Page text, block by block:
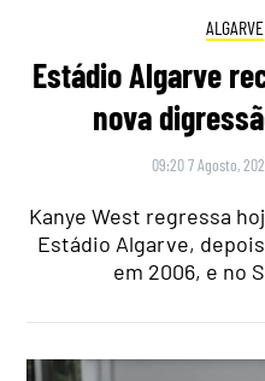
ALGARVE
Estádio Algarve
nova
09:20 7 Agosto,
Kanye West regressa
Estádio Algarve,
em 2006, e no